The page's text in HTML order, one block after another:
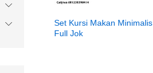
Set Kursi Makan Minimalis
Full Jok